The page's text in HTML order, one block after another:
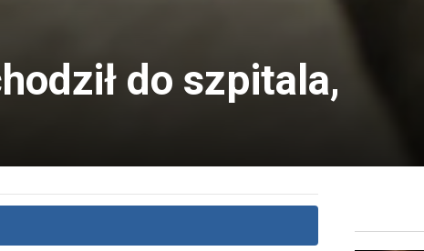
do szpitala,